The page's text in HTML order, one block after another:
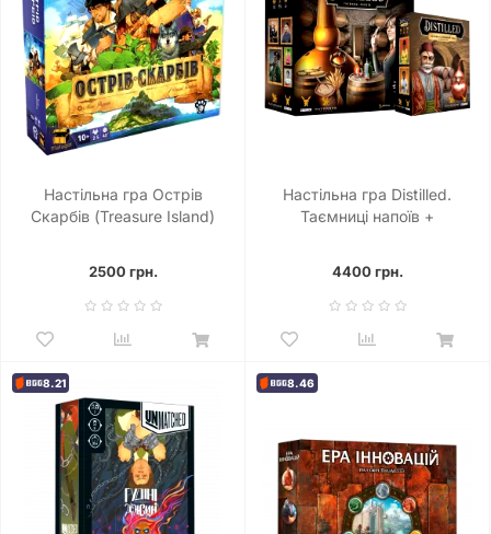
Настільна гра Острів
Скарбів (Treasure Island)
2500 грн.
Настільна гра Distilled.
Таємниці напоїв +
4400 грн.
8.21 8.46